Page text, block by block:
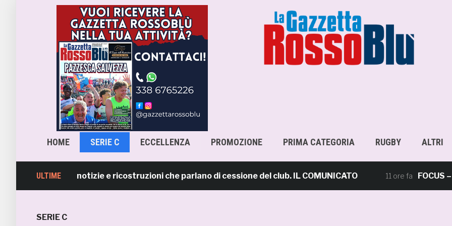
HOME SERIE C ECCELLENZA PROMOZIONE PRIMA CATEGORIA RUGBY ALTRI
ULTIME
smentisce notizie e ricostruzioni che parlano di cessione del club. IL COMUNICATO FOCUS –
SERIE C